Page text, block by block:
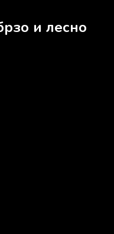
и лесно